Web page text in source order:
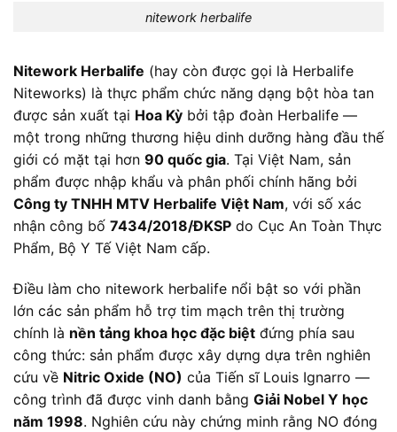
nitework herbalife
Nitework Herbalife (hay còn được gọi là Herbalife
Niteworks) là thực phẩm chức năng dạng bột hòa tan
được sản xuất tại Hoa Kỳ bởi tập đoàn Herbalife —
một trong những thương hiệu dinh dưỡng hàng đầu thế
giới có mặt tại hơn 90 quốc gia. Tại Việt Nam, sản
phẩm được nhập khẩu và phân phối chính hãng bởi
Công ty TNHH MTV Herbalife Việt Nam, với số xác
nhận công bố 7434/2018/ĐKSP do Cục An Toàn Thực
Phẩm, Bộ Y Tế Việt Nam cấp.
Điều làm cho nitework herbalife nổi bật so với phần
lớn các sản phẩm hỗ trợ tim mạch trên thị trường
chính là nền tảng khoa học đặc biệt đứng phía sau
công thức: sản phẩm được xây dựng dựa trên nghiên
cứu về Nitric Oxide (NO) của Tiến sĩ Louis Ignarro —
công trình đã được vinh danh bằng Giải Nobel Y học
năm 1998. Nghiên cứu này chứng minh rằng NO đóng